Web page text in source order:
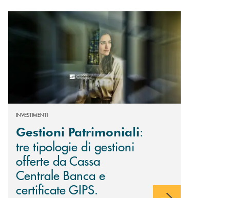
Scopri di più Gestioni Patrimoniali : tre tipologie di gestioni offerte da
INVESTIMENTI
Gestioni Patrimoniali:
tre tipologie di gestioni
offerte da Cassa
Centrale Banca e
certificate GIPS.